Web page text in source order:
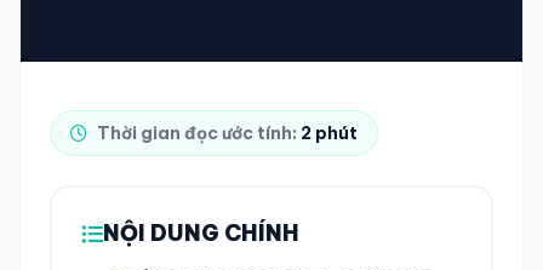
Thời gian đọc ước tính: 2 phút
NỘI DUNG CHÍNH